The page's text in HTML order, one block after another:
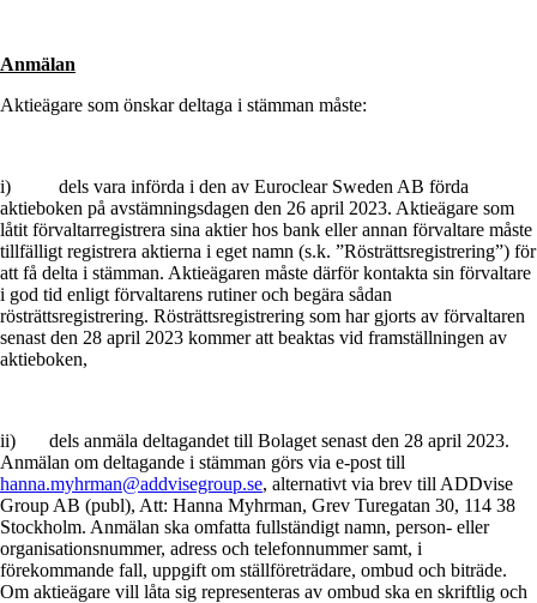
Anmälan
Aktieägare som önskar deltaga i stämman måste:
i)
dels vara införda i den av Euroclear Sweden AB förda
aktieboken på avstämningsdagen den 26 april 2023. Aktieägare som
låtit förvaltarregistrera sina aktier hos bank eller annan förvaltare måste
tillfälligt registrera aktierna i eget namn (s.k. ”Rösträttsregistrering”) för
att få delta i stämman. Aktieägaren måste därför kontakta sin förvaltare
i god tid enligt förvaltarens rutiner och begära sådan
rösträttsregistrering. Rösträttsregistrering som har gjorts av förvaltaren
senast den 28 april 2023 kommer att beaktas vid framställningen av
aktieboken,
ii)
dels anmäla deltagandet till Bolaget senast den 28 april 2023.
Anmälan om deltagande i stämman görs via e-post till
hanna.myhrman@addvisegroup.se, alternativt via brev till ADDvise
Group AB (publ), Att: Hanna Myhrman, Grev Turegatan 30, 114 38
Stockholm. Anmälan ska omfatta fullständigt namn, person- eller
organisationsnummer, adress och telefonnummer samt, i
förekommande fall, uppgift om ställföreträdare, ombud och biträde.
Om aktieägare vill låta sig representeras av ombud ska en skriftlig och